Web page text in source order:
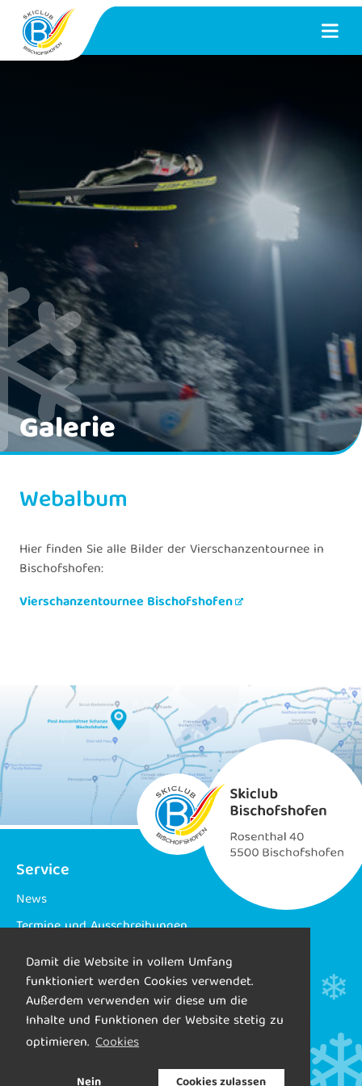
Damit die Website in vollem Umfang
funktioniert werden Cookies verwendet.
Außerdem verwenden wir diese um die
Inhalte und Funktionen der Website stetig zu
optimieren. Cookies
Galerie
Webalbum
Hier finden Sie alle Bilder der Vierschanzentournee in
Bischofshofen:
Vierschanzentournee Bischofshofen
Service
News
Termine und Ausschreibungen
Ergebnisse
Trainingsbetrieb
Webcam
Galerie